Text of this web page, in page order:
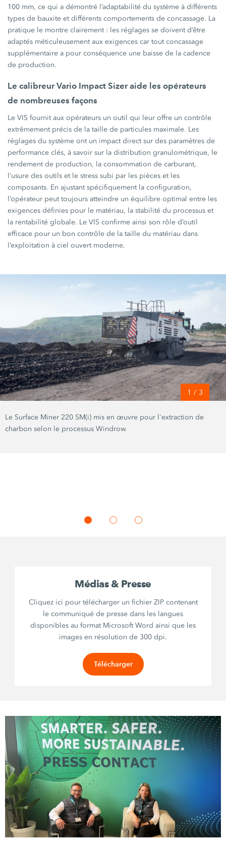
100 mm, ce qui a démontré l’adaptabilité du système à différents
types de bauxite et différents comportements de concassage. La
pratique le montre clairement : les réglages se doivent d’être
adaptés méticuleusement aux exigences car tout concassage
supplémentaire a pour conséquence une baisse de la cadence
de production.
Le calibreur Vario Impact Sizer aide les opérateurs
de nombreuses façons
Le VIS fournit aux opérateurs un outil qui leur offre un contrôle
extrêmement précis de la taille de particules maximale. Les
réglages du système ont un impact direct sur des paramètres de
performance clés, à savoir sur la distribution granulométrique, le
rendement de production, la consommation de carburant,
l’usure des outils et le stress subi par les pièces et les
composants. En ajustant spécifiquement la configuration,
l’opérateur peut toujours atteindre un équilibre optimal entre les
exigences définies pour le matériau, la stabilité du processus et
la rentabilité globale. Le VIS confirme ainsi son rôle d’outil
efficace pour un bon contrôle de la taille du matériau dans
l’exploitation à ciel ouvert moderne.
1 / 3
Le Surface Miner 220 SM(i) mis en œuvre pour l'extraction de
charbon selon le processus Windrow.
Médias & Presse
Cliquez ici pour télécharger un fichier ZIP contenant
le communiqué de presse dans les langues
disponibles au format Microsoft Word ainsi que les
images en résolution de 300 dpi.
Télécharger